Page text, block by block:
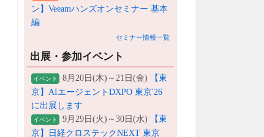
ン】Veeamハンズオンセミナー 基本
編
セミナー情報一覧
出展・参加イベント
イベント 8月20日(木)～21日(金)
【東
京】AIエージェントDXPO 東京'26
に出展します
イベント 9月29日(火)～30日(水)
【東
京】日経クロステックNEXT 東京